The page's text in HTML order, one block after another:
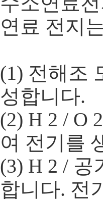
연료 전지
(1) 전해조
성합니다.
(2) H 2 / O
여 전기를
(3) H 2 /
합니다. 전